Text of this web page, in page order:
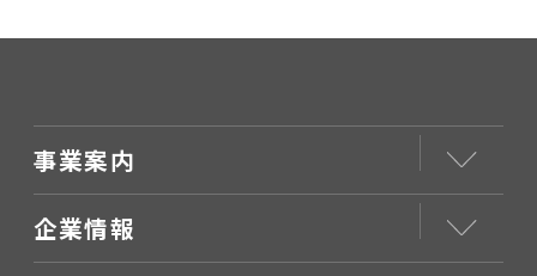
事業案内
企業情報